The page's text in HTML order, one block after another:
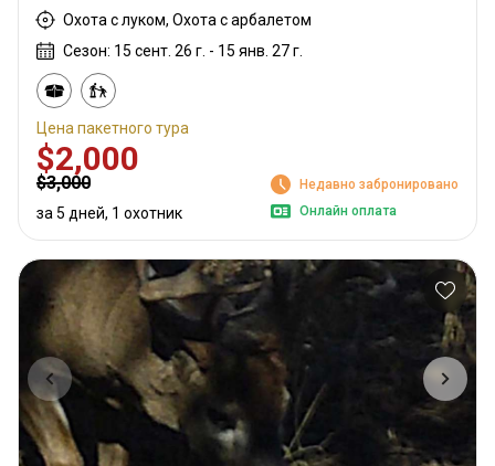
Охота с луком, Охота с арбалетом
Сезон: 15 сент. 26 г. - 15 янв. 27 г.
Цена пакетного тура
$2,000
$3,000
за 5 дней, 1 охотник
Недавно забронировано
Онлайн оплата